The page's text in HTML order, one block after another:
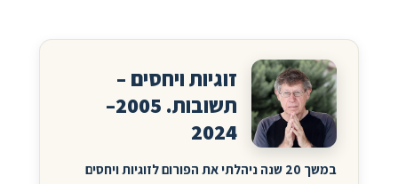
זוגיות ויחסים –
תשובות. 2005–
2024
במשך 20 שנה ניהלתי את הפורום לזוגיות ויחסים